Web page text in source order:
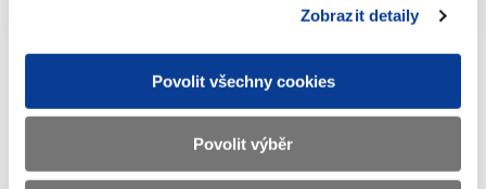
Zobrazit detaily
Povolit všechny cookies
Povolit výběr
Dokumenty ke stažení